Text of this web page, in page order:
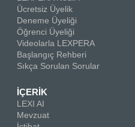
Ücretsiz Üyelik
Deneme Üyeliği
Öğrenci Üyeliği
Videolarla LEXPERA
Başlangıç Rehberi
Sıkça Sorulan Sorular
İÇERİK
LEXI AI
Mevzuat